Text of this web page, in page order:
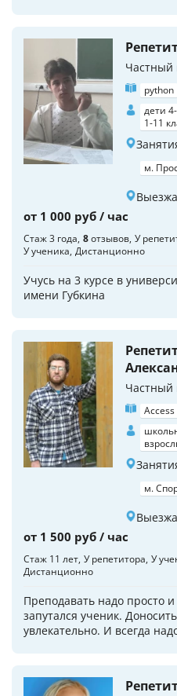
Частный
python
дети
1-11
м.
от 1 000 руб / час
Стаж 3 года 8отзывов У
У ученика Дистанционно
Учусь на 3 курсе в
имени Губкина
Частный
Access
м.
от 1 500 руб / час
Стаж 11 лет У репетитора У
Дистанционно
Преподавать надо просто
запутался ученик.
увлекательно. И всегда